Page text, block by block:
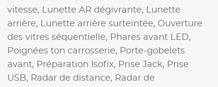
vitesse,
Lunette AR dégivrante,
Lunette
arrière,
Lunette arrière surteintée, Ouverture
des vitres séquentielle, Phares avant LED,
Poignées ton carrosserie, Porte-gobelets
avant, Préparation Isofix, Prise Jack, Prise
USB, Radar de distance, Radar de